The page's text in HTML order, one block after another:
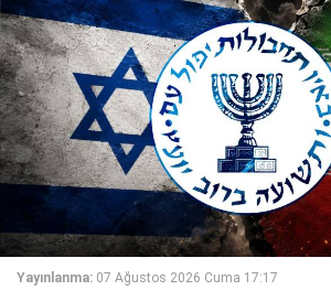
Yayınlanma: 07 Ağustos 2026 Cuma 17:17